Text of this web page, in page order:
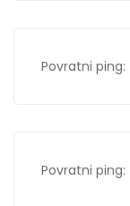
Povratni ping:
Povratni ping: